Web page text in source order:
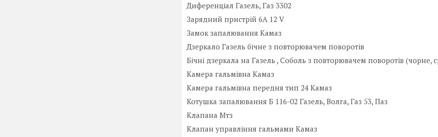
Диференціал Газель, Газ 3302
Зарядний пристрій 6А 12 V
Замок запалювання Камаз
Дзеркало Газель бічне з повторювачем поворотів
Бічні дзеркала на Газель , Соболь з повторювачем поворотів (чорне,
Камера гальмівна Камаз
Камера гальмівна передня тип 24 Камаз
Котушка запалювання Б 116-02 Газель, Волга, Газ 53, Паз
Клапана Мтз
Клапан управління гальмами Камаз